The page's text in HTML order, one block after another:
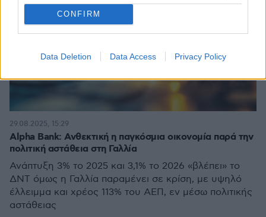
CONFIRM
Data Deletion Data Access Privacy Policy
Alpha Bank: Ανθεκτική η παγκόσμια οικονομία παρά την
πολιτική αστάθεια στη Γαλλία
Ανάπτυξη 3% το 2025 και 3,1% το 2026 «βλέπει» το
ΔΝΤ όμως η Γαλλία παραμένει σε κρίση, με υψηλό
έλλειμμα και χρέος 113% του ΑΕΠ, εν μέσω πολιτικής
αστάθειας
29.08.2025, 15:29